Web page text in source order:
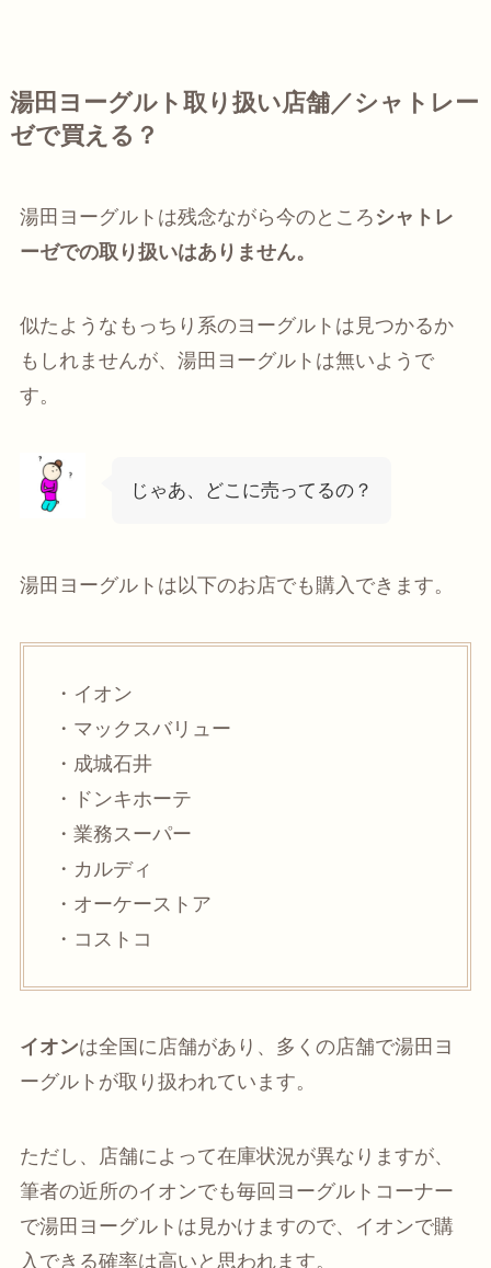
湯田ヨーグルト取り扱い店舗／シャトレー
ゼで買える？
湯田ヨーグルトは残念ながら今のところ シャトレ
ーゼでの取り扱いはありません。
似たようなもっちり系のヨーグルトは見つかるか
もしれませんが、湯田ヨーグルトは無いようで
す。
じゃあ、どこに売ってるの？
湯田ヨーグルトは以下のお店でも購入できます。
・イオン
・マックスバリュー
・成城石井
・ドンキホーテ
・業務スーパー
・カルディ
・オーケーストア
・コストコ
イオンは全国に店舗があり、多くの店舗で湯田ヨ
ーグルトが取り扱われています。
ただし、店舗によって在庫状況が異なりますが、
筆者の近所のイオンでも毎回ヨーグルトコーナー
で湯田ヨーグルトは見かけますので、イオンで購
入できる確率は高いと思われます。